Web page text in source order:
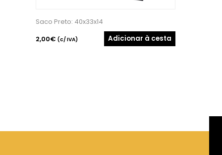
Saco Preto: 40x33x14
2,00€ (c/ IVA) Adicionar à cesta